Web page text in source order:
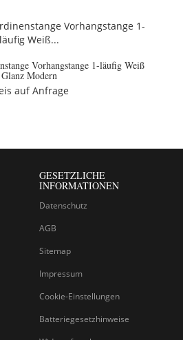
Vorhangstange 1-läufig Weiß
Glanz Modern
auf Anfrage
GESETZLICHE
INFORMATIONEN
Datenschutz
AGB
Sitemap
Impressum
Cookie-Einstellungen
Batteriegesetzhinweise